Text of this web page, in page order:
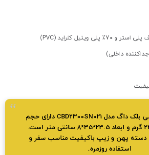
داخلی)
کیف لوازم آرایشی بلک داگ مدل CBD2300SN021 دارای حجم
3.1 لیتر، وزن 220 گرم و ابعاد 23.5*35*8 سانتی متر است.
دسته پهن و زیپ باکیفیت مناسب سفر و
استفاده روزمره.